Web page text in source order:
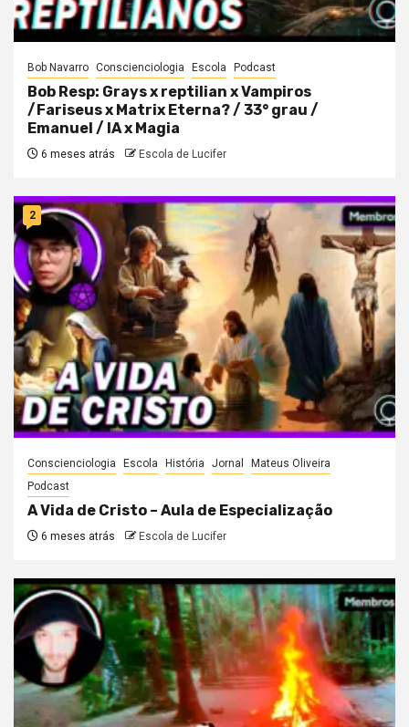
Bob Navarro Conscienciologia Escola Podcast
Bob Resp: Grays x reptilian x Vampiros
/Fariseus x Matrix Eterna? / 33° grau /
Emanuel / IA x Magia
6 meses atrás Escola de Lucifer
2
Conscienciologia Escola História Jornal
Mateus Oliveira
Podcast
A Vida de Cristo – Aula de Especialização
6 meses atrás Escola de Lucifer